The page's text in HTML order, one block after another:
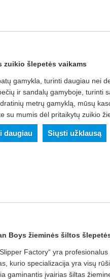
zuikio šlepetės vaikams
gamykla, turinti daugiau nei
ir sandalų gamyboje, turinti
metrų gamyklą, mūsų
su mumis dėl pritaikytų zuikio
daugiau Siųsti užklausą
Boys žieminės šiltos
Slipper Factory“ yra
kurio specializacija yra visų
gaminantis įvairias šiltas